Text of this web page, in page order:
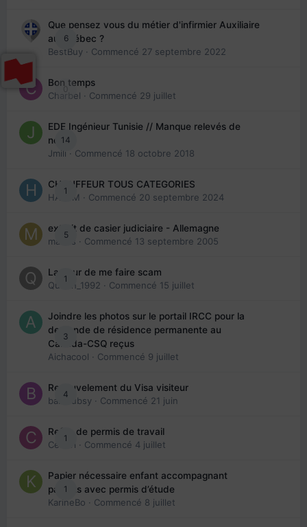
6
Que pensez vous du métier d'infirmier Auxiliaire
au Québec ?
BestBuy · Commencé 27 septembre 2022
0
Bon temps
Charbel · Commencé 29 juillet
14
EDE Ingénieur Tunisie // Manque relevés de
note
Jmili · Commencé 18 octobre 2018
1
CHAUFFEUR TOUS CATEGORIES
HAZEM · Commencé 20 septembre 2024
5
extrait de casier judiciaire - Allemagne
maries · Commencé 13 septembre 2005
1
La peur de me faire scam
Queen_1992 · Commencé 15 juillet
3
Joindre les photos sur le portail IRCC pour la
demande de résidence permanente au
Canada-CSQ reçus
Aichacool · Commencé 9 juillet
4
Renouvelement du Visa visiteur
babibubsy · Commencé 21 juin
1
Refus de permis de travail
Cedbri · Commencé 4 juillet
1
Papier nécessaire enfant accompagnant
parents avec permis d’étude
KarineBo · Commencé 8 juillet